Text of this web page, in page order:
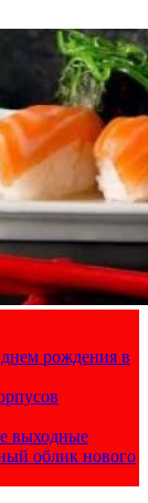
рождения в
выходные
облик нового